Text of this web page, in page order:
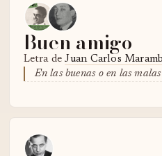
Buen amigo
Letra deJuan Carlos
En las buenas o en las malas